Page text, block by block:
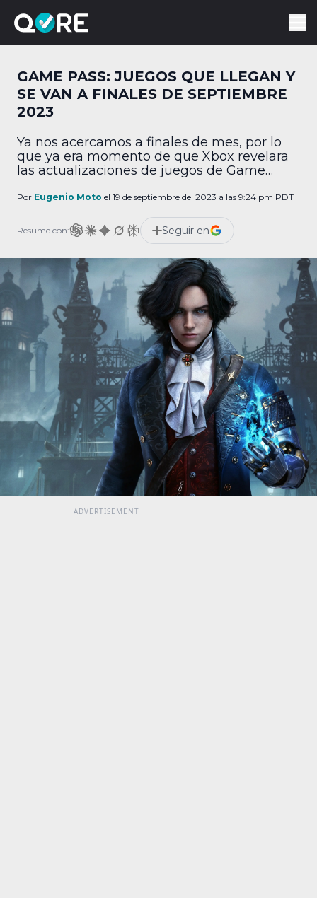
GAME PASS: JUEGOS QUE LLEGAN Y
SE VAN A FINALES DE SEPTIEMBRE
2023
Ya nos acercamos a finales de mes, por lo
que ya era momento de que Xbox revelara
las actualizaciones de juegos de Game
actualización para la segunda quincena de
juegos esperados. Esta es la alineación
completa: Juegos ya disponibles • Lies […]
Por Eugenio Moto el 19 de septiembre del 2023 a las 9:24 pm PDT
Resume con: Seguir en